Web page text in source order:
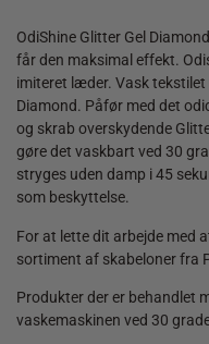
OdiShine Glitter Gel
får den maksimal effekt.
imiteret læder. Vask tekstilet
Diamond. Påfør med det
og skrab overskydende
gøre det vaskbart ved 30
stryges uden damp i 45
som beskyttelse.
For at lette dit arbejde med
sortiment af skabeloner fra
Produkter der er behandlet
vaskemaskinen ved 30